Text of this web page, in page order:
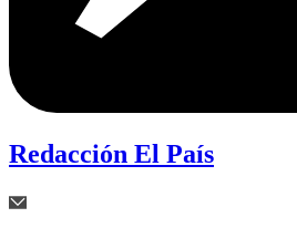
Redacción El País